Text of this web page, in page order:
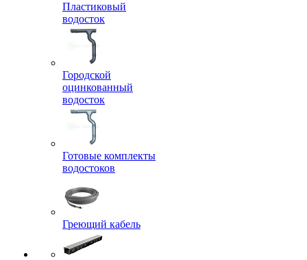
Пластиковый
водосток
Городской
оцинкованный
водосток
Готовые комплекты
водостоков
Греющий кабель